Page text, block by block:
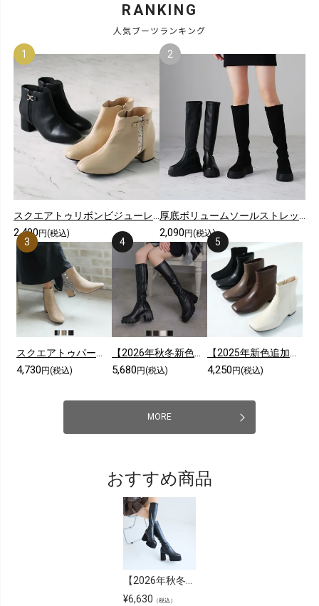
RANKING
人気ブーツランキング
スクエアトゥリボンビジューレースショートブーツ
2,490 円(税込)
厚底ボリュームソールストレッチロングブーツ
2,090 円(税込)
スクエアトゥパール飾りバイカラーショートブーツ
4,730 円(税込)
【2026年秋冬新色】スクエアトゥ厚底ストレッチロングブーツ
5,680 円(税込)
【2025年新色追加】スクエアトゥシンプルローヒールショートブーツ
4,250 円(税込)
MORE
おすすめ商品
【2026年秋冬新色追加】【公式ストア/ZOZO限定】スクエアトゥ厚底プラットフォームストレッチロングブーツ
¥6,630 （税込）